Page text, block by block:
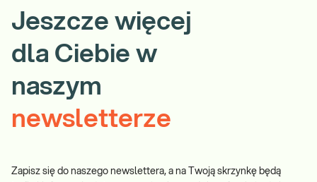
Jeszcze więcej
dla Ciebie w
naszym
newsletterze
Zapisz się do naszego newslettera, a na Twoją skrzynkę będą